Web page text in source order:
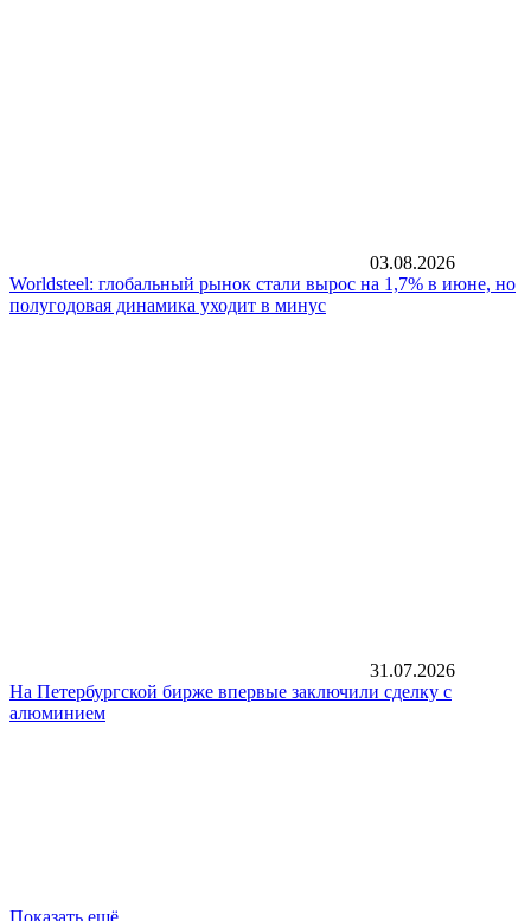
03.08.2026
Worldsteel: глобальный рынок стали вырос на 1,7% в июне, но
полугодовая динамика уходит в минус
31.07.2026
На Петербургской бирже впервые заключили сделку с
алюминием
Показать ещё